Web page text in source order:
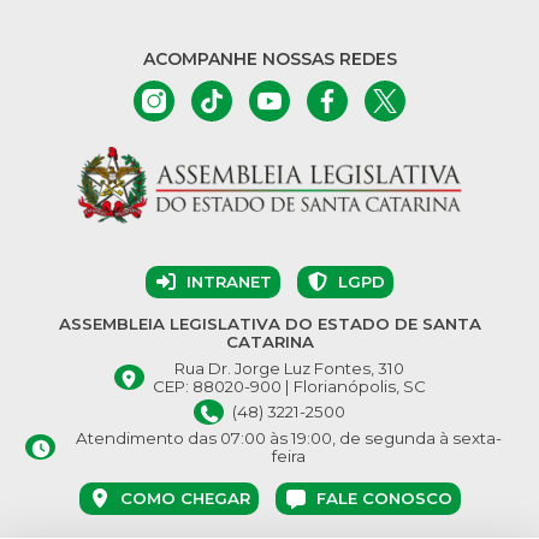
ACOMPANHE NOSSAS REDES
INTRANET LGPD
ASSEMBLEIA LEGISLATIVA DO ESTADO DE SANTA
CATARINA
Rua Dr. Jorge Luz Fontes, 310
CEP: 88020-900 | Florianópolis, SC
(48) 3221-2500
Atendimento das 07:00 às 19:00, de segunda à sexta-
feira
COMO CHEGAR FALE CONOSCO